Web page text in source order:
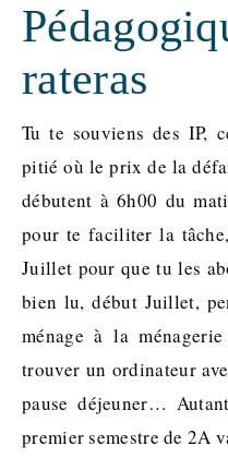
rateras
Tu te souviens des IP,
pitié où le prix de la
débutent à 6h00 du
pour te faciliter la
Juillet pour que tu les
bien lu, début Juillet,
ménage à la
trouver un ordinateur
pause déjeuner…
premier semestre de 2A